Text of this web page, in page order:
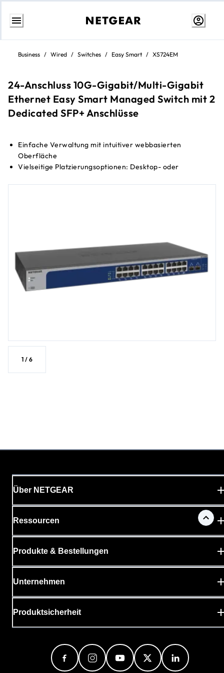
Weiter
InhaltBusiness / Wired / Switches / Easy Smart / XS724EM
24-Anschluss 10G-Gigabit/Multi-Gigabit
Ethernet Easy Smart Managed Switch mit 2
Dedicated SFP+ Anschlüsse
Einfache Verwaltung mit intuitiver webbasierten
Oberfläche
Vielseitige Platzierungsoptionen: Desktop- oder
1 / 6
Über NETGEAR
Ressourcen
Produkte & Bestellungen
Unternehmen
Produktsicherheit